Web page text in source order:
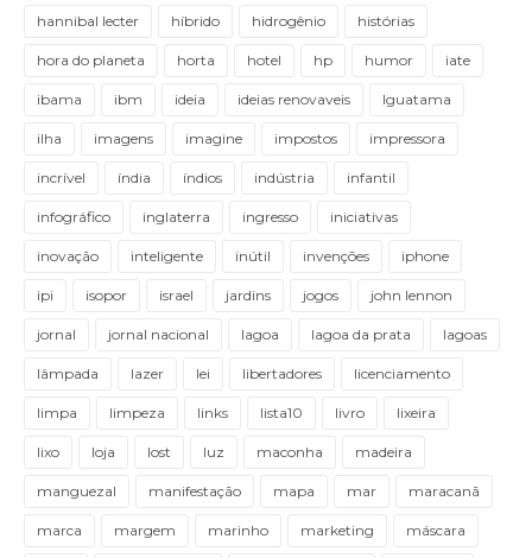
hannibal lecter híbrido hidrogênio histórias
hora do planeta horta hotel hp humor iate
ibama ibm ideia ideias renovaveis Iguatama
ilha imagens imagine impostos impressora
incrível índia índios indústria infantil
infográfico inglaterra ingresso iniciativas
inovação inteligente inútil invenções iphone
ipi isopor israel jardins jogos john lennon
jornal jornal nacional lagoa lagoa da prata lagoas
lâmpada lazer lei libertadores licenciamento
limpa limpeza links lista10 livro lixeira
lixo loja lost luz maconha madeira
manguezal manifestação mapa mar maracanã
marca margem marinho marketing máscara